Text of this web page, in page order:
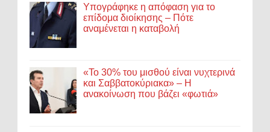
Υπογράφηκε η απόφαση για το
επίδομα διοίκησης – Πότε
αναμένεται η καταβολή
«Το 30% του μισθού είναι νυχτερινά
και Σαββατοκύριακα» – Η
ανακοίνωση που βάζει «φωτιά»